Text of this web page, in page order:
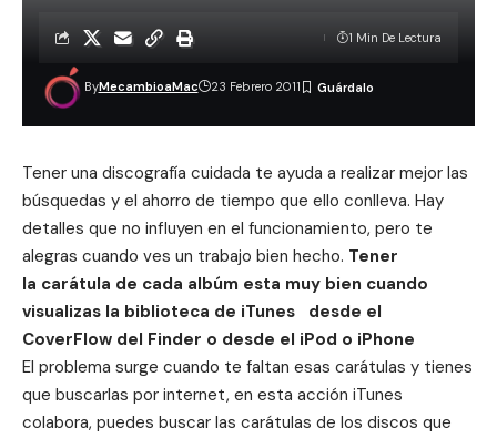
ByMecambioaMac 23 Febrero 2011
1 Min De Lectura
Tener una discografía cuidada te ayuda a realizar mejor las
búsquedas y el ahorro de tiempo que ello conlleva. Hay
detalles que no influyen en el funcionamiento, pero te
alegras cuando ves un trabajo bien hecho. Tener
la carátula de cada albúm esta muy bien cuando
visualizas la biblioteca de iTunes desde el
CoverFlow del Finder o desde el iPod o iPhone
El problema surge cuando te faltan esas carátulas y tienes
que buscarlas por internet, en esta acción iTunes
colabora, puedes buscar las carátulas de los discos que